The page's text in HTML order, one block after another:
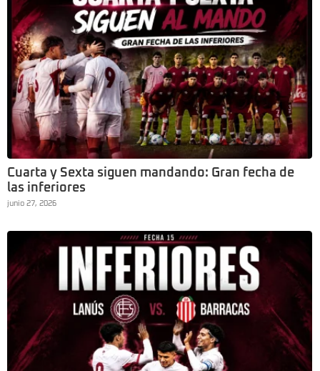
Cuarta y Sexta siguen mandando: Gran fecha de
las inferiores
junio 27, 2026